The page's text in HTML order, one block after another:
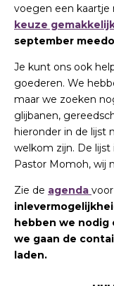
voegen een
keuze
september
Je kunt ons ook
goederen. We
maar we zoeken
glijbanen,
hieronder in de lijst
welkom zijn. De
Pastor Momoh, wij
Zie de agenda
hebben we nodig
we gaan de
laden.